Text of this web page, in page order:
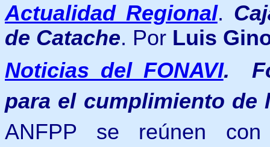
Actualidad Regional.
de Catache. Por Luis
Noticias del FONAVI.
para el cumplimiento de
ANFPP se reúnen